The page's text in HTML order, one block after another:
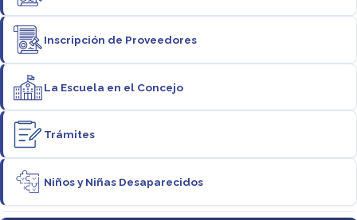
Inscripción de Proveedores
La Escuela en el Concejo
Trámites
Niños y Niñas Desaparecidos